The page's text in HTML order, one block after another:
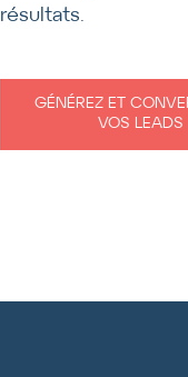
résultats.
GÉNÉREZ ET
VOS LEADS